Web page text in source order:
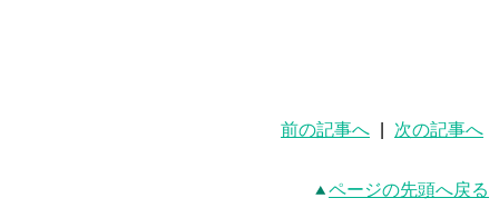
前の記事へ 次の記事へ
ページの先頭へ戻る